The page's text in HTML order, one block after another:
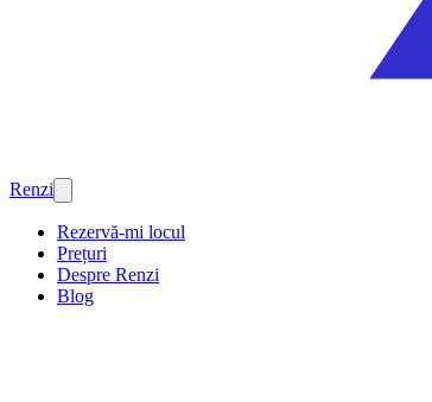
Renzi
Rezervă-mi locul
Prețuri
Despre Renzi
Blog